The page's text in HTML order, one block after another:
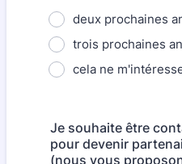
deux prochaines
trois prochaines
cela ne
Je souhaite être
pour devenir
(nous vous